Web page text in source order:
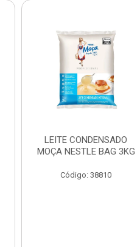
LEITE CONDENSADO
MOÇA NESTLE BAG 3KG
Código: 38810